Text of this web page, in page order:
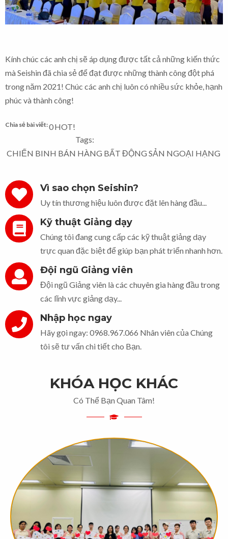
Kính chúc các anh chị sẽ áp dụng được tất cả những kiến thức
mà Seishin đã chia sẻ để đạt được những thành công đột phá
trong năm 2021! Chúc các anh chị luôn có nhiều sức khỏe, hạnh
phúc và thành công!
Chia sẻ bài viết:0HOT!
Tags:
CHIẾN BINH BÁN HÀNG BẤT ĐỘNG SẢN NGOẠI HẠNG
Vì sao chọn Seishin?
Uy tín thương hiệu luôn được đặt lên hàng đầu...
Kỹ thuật Giảng dạy
Chúng tôi đang cung cấp các kỹ thuật giảng dạy
trực quan đặc biệt để giúp bạn phát triển nhanh hơn.
Đội ngũ Giảng viên
Đội ngũ Giảng viên là các chuyên gia hàng đầu trong
các lĩnh vực giảng dạy...
Nhập học ngay
Hãy gọi ngay: 0968.967.066 Nhân viên của Chúng
tôi sẽ tư vấn chi tiết cho Bạn.
KHÓA HỌC KHÁC
Có Thể Bạn Quan Tâm!